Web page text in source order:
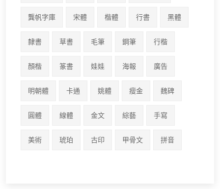
龔帆字庫 宋體 楷體 行書 黑體
隸書 草書 毛筆 鋼筆 行楷
顏楷 篆書 娃娃 海報 廣告
明朝體 卡通 姚體 瘦金 魏碑
圓體 線體 金文 綜藝 手寫
美術 琥珀 古印 甲骨文 拼音